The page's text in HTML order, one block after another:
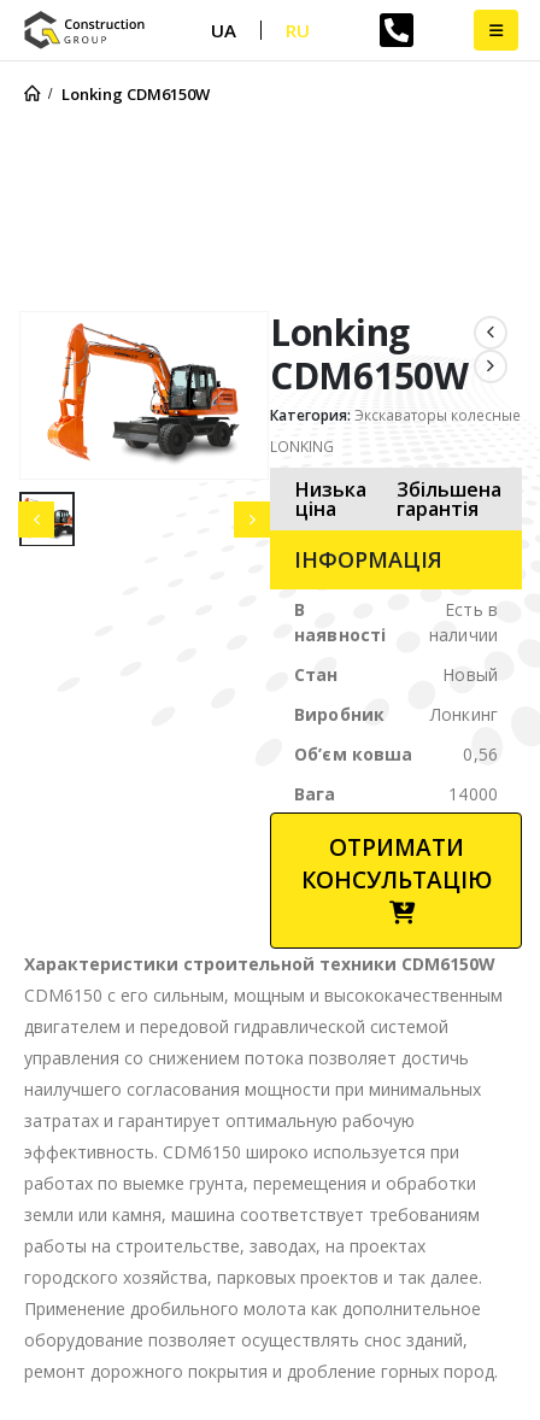
UA RU
Lonking CDM6150W
Lonking
CDM6150W
Категория: Экскаваторы колесные
LONKING
Низька
ціна
Збільшена
гарантія
ІНФОРМАЦІЯ
В
наявності
Есть в
наличии
Стан
Новый
Виробник
Лонкинг
Об’єм ковша
0,56
Вага
14000
ОТРИМАТИ
КОНСУЛЬТАЦІЮ
Характеристики строительной техники CDM6150W
CDM6150 с его сильным, мощным и высококачественным
двигателем и передовой гидравлической системой
управления со снижением потока позволяет достичь
наилучшего согласования мощности при минимальных
затратах и гарантирует оптимальную рабочую
эффективность. CDM6150 широко используется при
работах по выемке грунта, перемещения и обработки
земли или камня, машина соответствует требованиям
работы на строительстве, заводах, на проектах
городского хозяйства, парковых проектов и так далее.
Применение дробильного молота как дополнительное
оборудование позволяет осуществлять снос зданий,
ремонт дорожного покрытия и дробление горных пород.